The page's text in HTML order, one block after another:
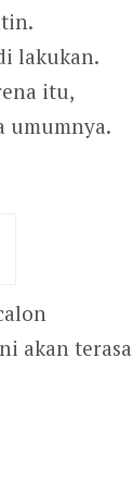
lakukan.
itu,
umumnya.
akan terasa